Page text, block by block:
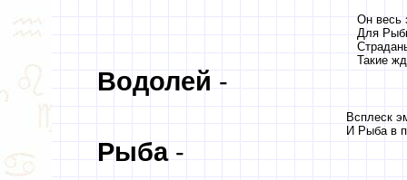
Он весь
Для
Такие
Водолей -
Всплеск
И Рыба в
Рыба-